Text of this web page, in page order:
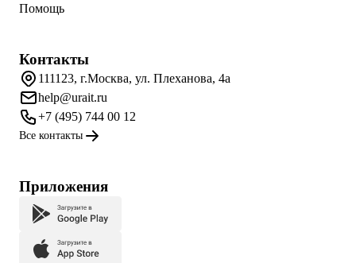
Помощь
Контакты
111123, г.Москва, ул. Плеханова, 4а
help@urait.ru
+7 (495) 744 00 12
Все контакты
Приложения